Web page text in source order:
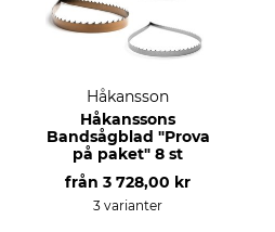
Håkansson
Håkanssons
Bandsågblad "Prova
på paket" 8 st
från 3 728,00 kr
3 varianter